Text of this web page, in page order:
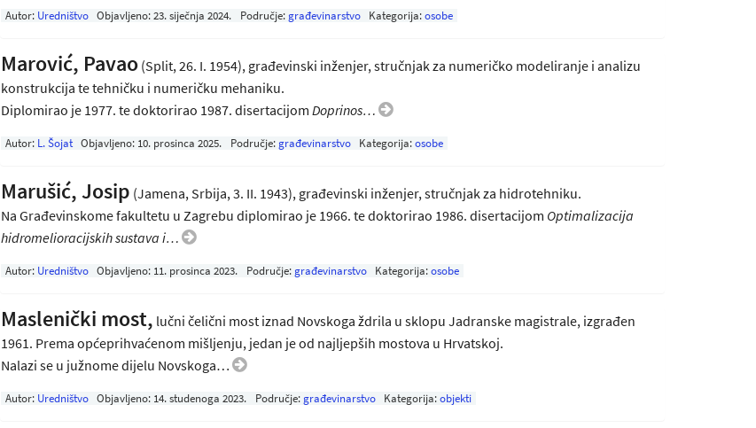
Autor: Uredništvo Objavljeno:23. siječnja 2024. Područje: građevinarstvo Kategorija:osobe
Marović, Pavao (Split, 26. I. 1954), građevinski inženjer, stručnjak za numeričko modeliranje i analizu
konstrukcija te tehničku i numeričku mehaniku.
Diplomirao je 1977. te doktorirao 1987. disertacijom Doprinos…
Autor: L. Šojat Objavljeno: 10. prosinca 2025. Područje: građevinarstvo Kategorija:osobe
Marušić, Josip (Jamena, Srbija, 3. II. 1943), građevinski inženjer, stručnjak za hidrotehniku.
Na Građevinskome fakultetu u Zagrebu diplomirao je 1966. te doktorirao 1986. disertacijom Optimalizacija
hidromelioracijskih sustava i…
Autor: Uredništvo Objavljeno: 11. prosinca 2023. Područje: građevinarstvo Kategorija:osobe
Maslenički most, lučni čelični most iznad Novskoga ždrila u sklopu Jadranske magistrale, izgrađen
1961. Prema općeprihvaćenom mišljenju, jedan je od najljepših mostova u Hrvatskoj.
Nalazi se u južnome dijelu Novskoga…
Autor: Uredništvo Objavljeno: 14. studenoga 2023. Područje: građevinarstvo Kategorija:objekti